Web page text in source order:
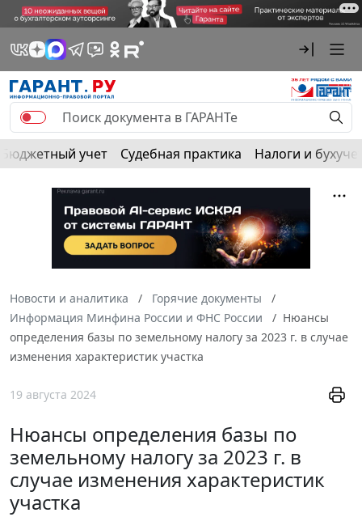
Бюджетный учет Судебная практика Налоги и
Новости и аналитика
Горячие документы
Информация Минфина России и ФНС России
Нюансы
определения базы по земельному налогу за 2023 г. в случае
изменения характеристик участка
19 августа 2024
Нюансы определения базы по
земельному налогу за 2023 г. в
случае изменения характеристик
участка